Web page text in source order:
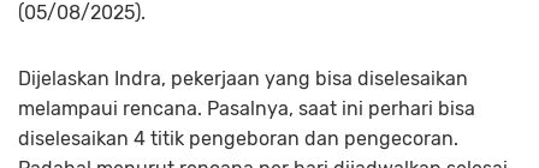
(05/08/2025).
Dijelaskan Indra, pekerjaan yang bisa diselesaikan
melampaui rencana. Pasalnya, saat ini perhari bisa
diselesaikan 4 titik pengeboran dan pengecoran.